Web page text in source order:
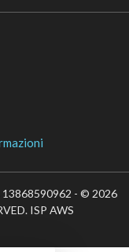
- © 2026
ISP AWS